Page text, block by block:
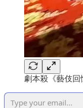
劇本殺《藝伎回